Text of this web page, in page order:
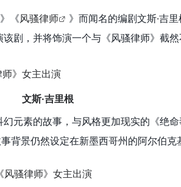
》《风骚律师
》而闻名的编剧文斯·吉
剧，并将饰演一个与《风骚律师》截然
文斯·吉里根
元素的故事，与风格更加现实的《绝命
背景仍然设定在新墨西哥州的阿尔伯克